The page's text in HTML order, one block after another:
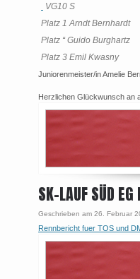
VG10 S
Platz 1 Arndt Bernhardt
Platz “ Guido Burghartz
Platz 3 Emil Kwasny
Juniorenmeister/in Amelie
Herzlichen Glückwunsch an
SK-LAUF SÜD
Geschrieben am 26. Februar
Rennbericht fuer TOS und